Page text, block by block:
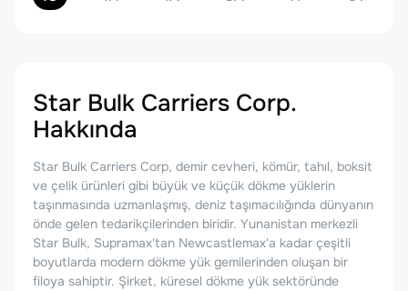
Star Bulk Carriers Corp.
Hakkında
Star Bulk Carriers Corp, demir cevheri, kömür, tahıl, boksit
ve çelik ürünleri gibi büyük ve küçük dökme yüklerin
taşınmasında uzmanlaşmış, deniz taşımacılığında dünyanın
önde gelen tedarikçilerinden biridir. Yunanistan merkezli
Star Bulk, Supramax'tan Newcastlemax'a kadar çeşitli
boyutlarda modern dökme yük gemilerinden oluşan bir
filoya sahiptir. Şirket, küresel dökme yük sektöründe